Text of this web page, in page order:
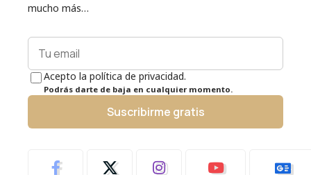
mucho más…
Acepto la política de privacidad.
Podrás darte de baja en cualquier momento.
Suscribirme gratis